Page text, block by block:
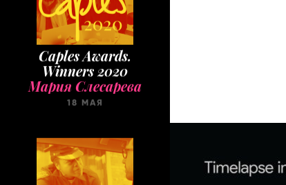
Caples Awards.
Winners 2020
Мария Слесарева
18 МАЯ